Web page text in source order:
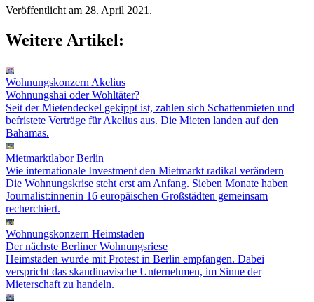
Veröffentlicht am 28. April 2021.
Weitere Artikel:
Wohnungskonzern Akelius
Wohnungshai oder Wohltäter?
Seit der Mietendeckel gekippt ist, zahlen sich Schattenmieten und
befristete Verträge für Akelius aus. Die Mieten landen auf den
Bahamas.
Mietmarktlabor Berlin
Wie internationale Investment den Mietmarkt radikal verändern
Die Wohnungskrise steht erst am Anfang. Sieben Monate haben
Journalist:innenin 16 europäischen Großstädten gemeinsam
recherchiert.
Wohnungskonzern Heimstaden
Der nächste Berliner Wohnungsriese
Heimstaden wurde mit Protest in Berlin empfangen. Dabei
verspricht das skandinavische Unternehmen, im Sinne der
Mieterschaft zu handeln.